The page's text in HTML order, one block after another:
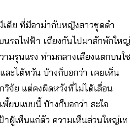
เดีย ที่มีอาม่ากับหญิงสาวชุดดำ
นรถไฟฟ้า เถียงกันไปมาสักพักใหญ่
มรุนแรง ท่ามกลางเสียงแตกบนโซ
ละไต้หวัน บ้างก็บอกว่า เคยเห็น
จัย แต่คงผิดหวังที่ไม่ได้เลื่อน
พี้ยนแบบนี้ บ้างก็บอกว่า สะใจ
ผู้เห็นแก่ตัว ความเห็นส่วนใหญ่เท